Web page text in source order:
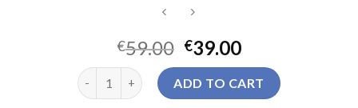
€59.00 €39.00
auriculares dolby atmos quantity
ADD TO CART